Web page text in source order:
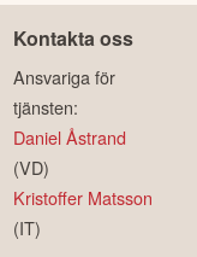
Kontakta oss
Ansvariga för
tjänsten:
Daniel Åstrand
(VD)
Kristoffer Matsson
(IT)